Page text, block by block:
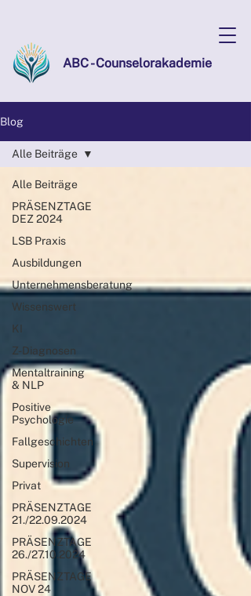
ABC - Counselorakademie
Blog
Alle Beiträge
PRÄSENZTAGE
DEZ 2024
LSB Praxis
Ausbildungen
Unternehmensberatung
Wissenswert
KI
Z-Diagnosen
Mentaltraining
& NLP
Positive
Psychologie
Fallgeschichten
Supervision
Privat
PRÄSENZTAGE
21./22.09.2024
PRÄSENZTAGE
26./27.10.2024
PRÄSENZTAGE
NOV 24
Alle Beiträge